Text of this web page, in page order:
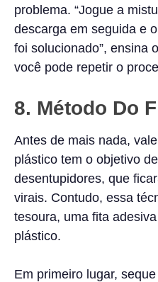
problema. “Jogue a
descarga em seguida e
foi solucionado”, ensina
você pode repetir o
8. Método Do
Antes de mais nada,
plástico tem o objetivo
desentupidores, que
virais. Contudo, essa
tesoura, uma fita
plástico.
Em primeiro lugar,